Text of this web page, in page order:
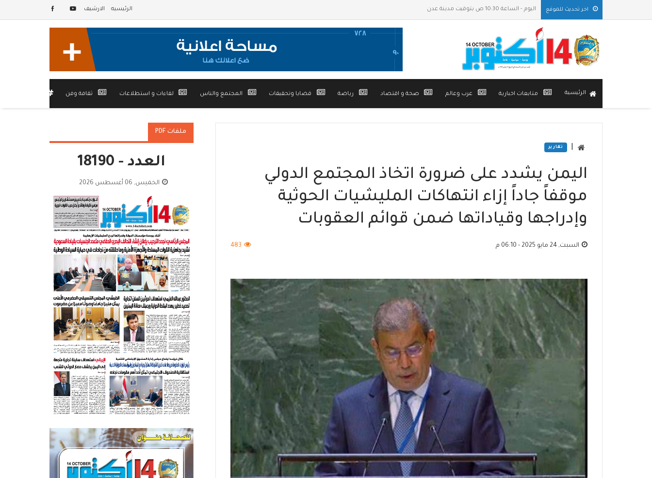
اخر تحديث للموقع اليوم - الساعة 10:30 ص بتوقيت مدينة عدن الرئيسيه الارشيف
الرئيسية متابعات اخبارية عرب وعالم صحة و اقتصاد رياضة قضايا وتحقيقات المجتمع والناس لقاءات و استطلاعات ثقافة وفن
تقارير
اليمن يشدد على ضرورة اتخاذ المجتمع الدولي
موقفاً جاداً إزاء انتهاكات المليشيات الحوثية
وإدراجها وقياداتها ضمن قوائم العقوبات
السبت, 24 مايو 2025 - 06:10 م 483
ملفات PDF
العدد - 18190
الخميس, 06 أغسطس 2026